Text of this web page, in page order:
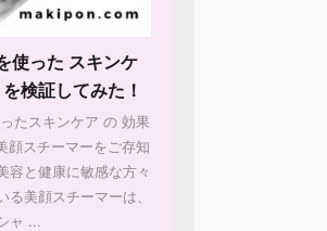
使った スキンケ
検証してみた！
たスキンケア の 効果
スチーマーをご存知
容と健康に敏感な方々
美顔スチーマーは、
ャ ...